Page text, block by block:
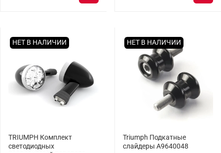
НЕТ В НАЛИЧИИ
TRIUMPH Комплект
светодиодных
НЕТ В НАЛИЧИИ
Triumph Подкатные
слайдеры A9640048